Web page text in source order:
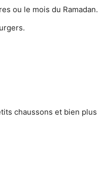
ou le mois du Ramadan.
chaussons et bien plus